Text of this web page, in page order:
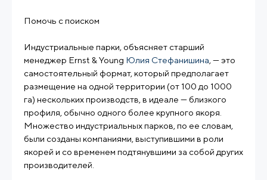
Помочь с поиском
Индустриальные парки, объясняет старший
менеджер Ernst & Young Юлия Стефанишина , — это
самостоятельный формат, который предполагает
размещение на одной территории (от 100 до 1000
га) нескольких производств, в идеале — близкого
профиля, обычно одного более крупного якоря.
Множество индустриальных парков, по ее словам,
были созданы компаниями, выступившими в роли
якорей и со временем подтянувшими за собой других
производителей.